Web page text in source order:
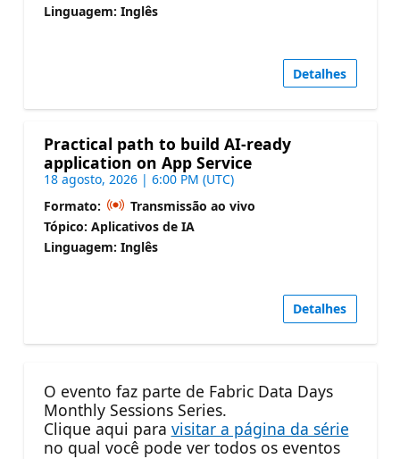
Linguagem: Inglês
Detalhes
Practical path to build AI-ready
application on App Service
18 agosto, 2026 | 6:00 PM (UTC)
Formato:
Transmissão ao vivo
Tópico: Aplicativos de IA
Linguagem: Inglês
Detalhes
O evento faz parte de Fabric Data Days
Monthly Sessions Series.
Clique aqui para visitar a página da série
no qual você pode ver todos os eventos